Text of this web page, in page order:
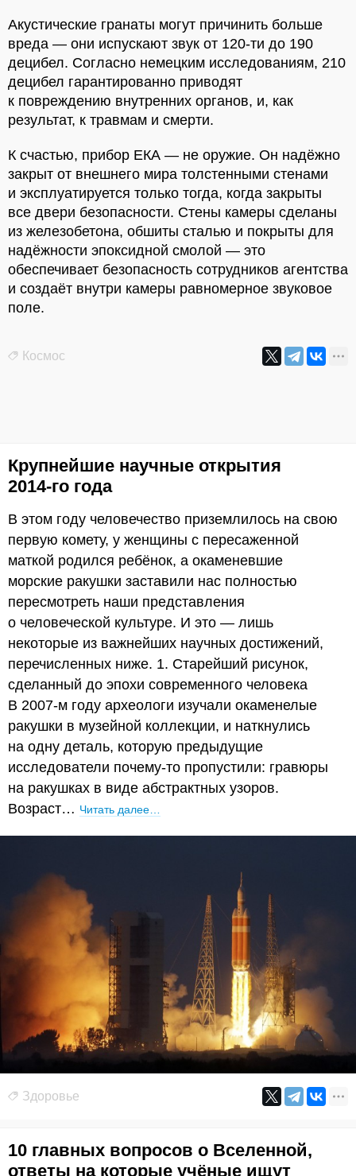
Акустические гранаты могут причинить больше
вреда — они испускают звук от 120-ти до 190
децибел. Согласно немецким исследованиям, 210
децибел гарантированно приводят
к повреждению внутренних органов, и, как
результат, к травмам и смерти.
К счастью, прибор ЕКА — не оружие. Он надёжно
закрыт от внешнего мира толстенными стенами
и эксплуатируется только тогда, когда закрыты
все двери безопасности. Стены камеры сделаны
из железобетона, обшиты сталью и покрыты для
надёжности эпоксидной смолой — это
обеспечивает безопасность сотрудников агентства
и создаёт внутри камеры равномерное звуковое
поле.
Космос
Крупнейшие научные открытия
2014-го года
В этом году человечество приземлилось на свою
первую комету, у женщины с пересаженной
маткой родился ребёнок, а окаменевшие
морские ракушки заставили нас полностью
пересмотреть наши представления
о человеческой культуре. И это — лишь
некоторые из важнейших научных достижений,
перечисленных ниже. 1. Старейший рисунок,
сделанный до эпохи современного человека
В 2007-м году археологи изучали окаменелые
ракушки в музейной коллекции, и наткнулись
на одну деталь, которую предыдущие
исследователи почему-то пропустили: гравюры
на ракушках в виде абстрактных узоров.
Возраст… Читать далее…
Здоровье
10 главных вопросов о Вселенной,
ответы на которые учёные ищут